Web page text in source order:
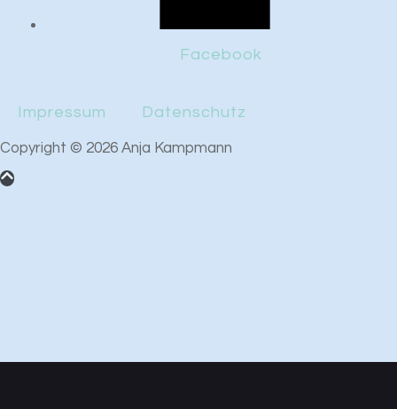
Facebook
Impressum Datenschutz
Copyright © 2026 Anja Kampmann